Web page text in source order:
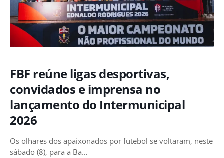
FBF reúne ligas desportivas,
convidados e imprensa no
lançamento do Intermunicipal
2026
Os olhares dos apaixonados por futebol se voltaram, neste
sábado (8), para a Ba…